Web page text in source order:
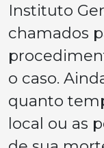
Instituto
chamados
o caso.
quanto
local ou as